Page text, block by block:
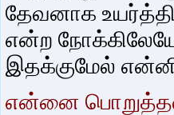
தேவனாக
என்ற நோக்கிலேயே
இதக்குமேல்
என்னை